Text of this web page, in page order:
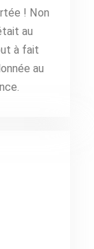
! Non
au
à fait
au